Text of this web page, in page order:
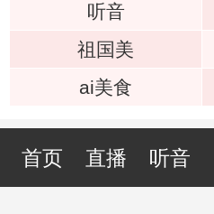
听音
祖国美
ai美食
首页 直播 听音